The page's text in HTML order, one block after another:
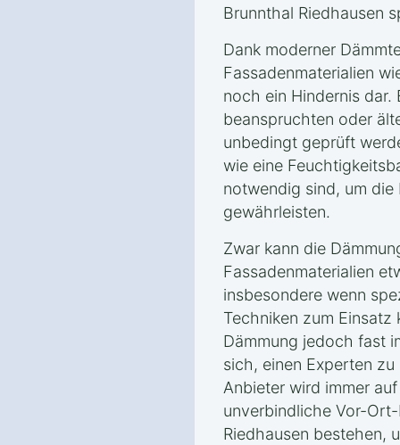
Brunnthal Riedhausen
Dank moderner
Fassadenmaterialien
noch ein Hindernis dar.
beanspruchten oder
unbedingt geprüft
wie eine
notwendig sind, um
gewährleisten.
Zwar kann die
Fassadenmaterialien
insbesondere wenn
Techniken zum
Dämmung jedoch fast
sich, einen Experten
Anbieter wird immer
unverbindliche Vor-
Riedhausen bestehen,